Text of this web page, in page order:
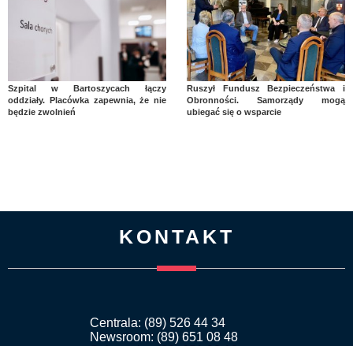
Szpital w Bartoszycach łączy
oddziały. Placówka zapewnia, że nie
będzie zwolnień
Ruszył Fundusz Bezpieczeństwa i
Obronności. Samorządy mogą
ubiegać się o wsparcie
KONTAKT
Centrala: (89) 526 44 34
Newsroom: (89) 651 08 48